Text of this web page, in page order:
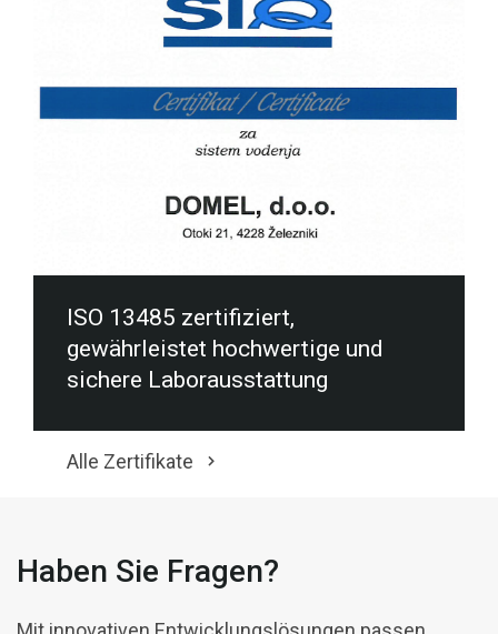
ISO 13485 zertifiziert,
gewährleistet hochwertige und
sichere Laborausstattung
Alle Zertifikate
Haben Sie Fragen?